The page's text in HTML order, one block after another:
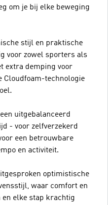
om je bij elke beweging
stijl en praktische
voor zowel sporters als
extra demping voor
Cloudfoam-technologie
uitgebalanceerd
- voor zelfverzekerd
een betrouwbare
en activiteit.
optimistische
waar comfort en
elke stap krachtig